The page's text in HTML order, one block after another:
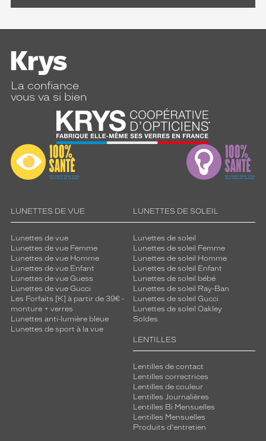
La confiance
vous va si bien
LUNETTES DE VUE
Lunettes de vue
Lunettes de vue Femme
Lunettes de vue Homme
Lunettes de vue Enfant
Lunettes de vue Guess
Lunettes de vue Gucci
Les Forfaits [K] à partir de 39€ -
monture + verres
Lunettes anti-lumière bleue
Lunettes de sport à la vue
LUNETTES DE SOLEIL
Lunettes de soleil
Lunettes de soleil Femme
Lunettes de soleil Homme
Lunettes de soleil Enfant
Lunettes de soleil bébé
Lunettes de soleil Ray-Ban
Lunettes de soleil Gucci
Lunettes de soleil Oakley
Soldes
LENTILLES
Lentilles de contact
Lentilles correctrices
Lentilles de couleur
Lentilles Journalières
Lentilles Bi Mensuelles
Lentilles Mensuelles
Produits d'entretien